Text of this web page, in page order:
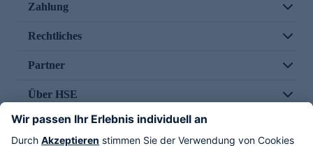
Zahlung
Rechtliches
Partner
Über HSE
Im TV